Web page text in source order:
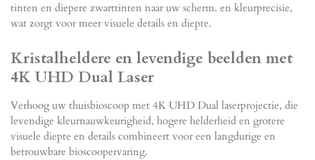
tinten en diepere zwarttinten naar uw scherm. en kleurprecisie,
wat zorgt voor meer visuele details en diepte.
Kristalheldere en levendige beelden met
4K UHD Dual Laser
Verhoog uw thuisbioscoop met 4K UHD Dual laserprojectie, die
levendige kleurnauwkeurigheid, hogere helderheid en grotere
visuele diepte en details combineert voor een langdurige en
betrouwbare bioscoopervaring.